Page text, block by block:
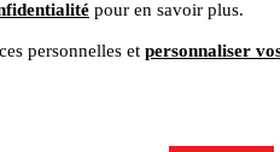
pour en savoir plus.
personnelles et personnaliser